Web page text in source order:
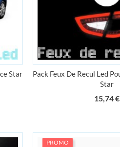
Star
Pack Feux De Recul Led
Star
15,74 €
PROMO